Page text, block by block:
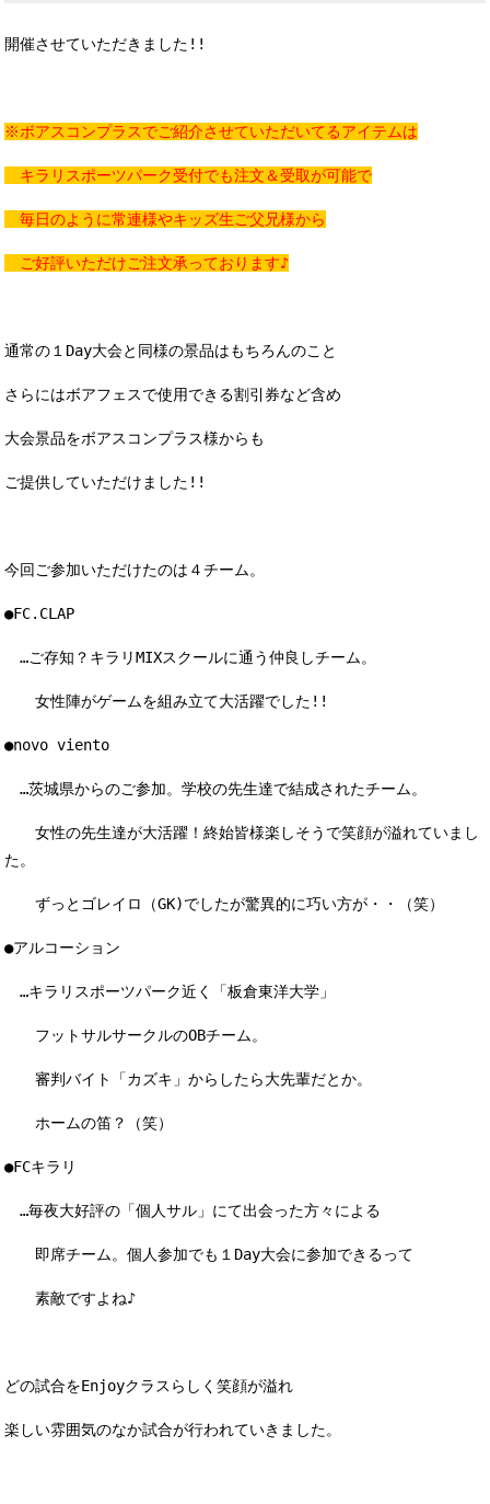
開催させていただきました!!
※ボアスコンプラスでご紹介させていただいてるアイテムは
キラリスポーツパーク受付でも注文＆受取が可能で
毎日のように常連様やキッズ生ご父兄様から
ご好評いただけご注文承っております♪
通常の１Day大会と同様の景品はもちろんのこと
さらにはボアフェスで使用できる割引券など含め
大会景品をボアスコンプラス様からも
ご提供していただけました!!
今回ご参加いただけたのは４チーム。
●FC.CLAP
…ご存知？キラリMIXスクールに通う仲良しチーム。
女性陣がゲームを組み立て大活躍でした!!
●novo viento
…茨城県からのご参加。学校の先生達で結成されたチーム。
女性の先生達が大活躍！終始皆様楽しそうで笑顔が溢れていまし
た。
ずっとゴレイロ（GK)でしたが驚異的に巧い方が・・（笑）
●アルコーション
…キラリスポーツパーク近く「板倉東洋大学」
フットサルサークルのOBチーム。
審判バイト「カズキ」からしたら大先輩だとか。
ホームの笛？（笑）
●FCキラリ
…毎夜大好評の「個人サル」にて出会った方々による
即席チーム。個人参加でも１Day大会に参加できるって
素敵ですよね♪
どの試合をEnjoyクラスらしく笑顔が溢れ
楽しい雰囲気のなか試合が行われていきました。